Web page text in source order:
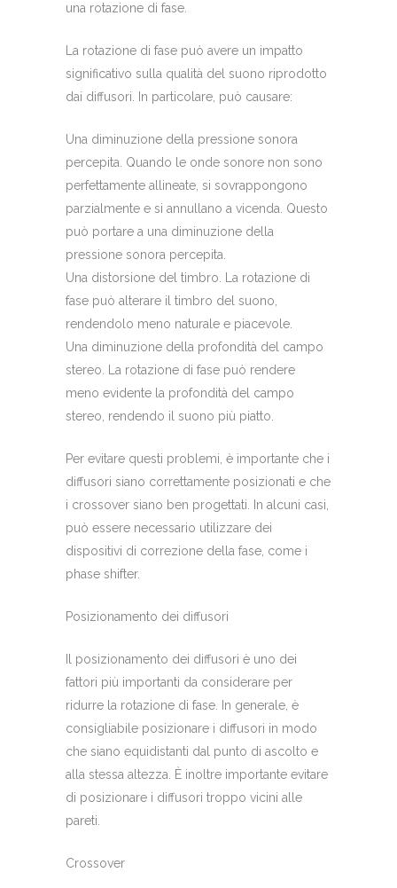
una rotazione di fase.
La rotazione di fase può avere un impatto
significativo sulla qualità del suono riprodotto
dai diffusori. In particolare, può causare:
Una diminuzione della pressione sonora
percepita. Quando le onde sonore non sono
perfettamente allineate, si sovrappongono
parzialmente e si annullano a vicenda. Questo
può portare a una diminuzione della
pressione sonora percepita.
Una distorsione del timbro. La rotazione di
fase può alterare il timbro del suono,
rendendolo meno naturale e piacevole.
Una diminuzione della profondità del campo
stereo. La rotazione di fase può rendere
meno evidente la profondità del campo
stereo, rendendo il suono più piatto.
Per evitare questi problemi, è importante che i
diffusori siano correttamente posizionati e che
i crossover siano ben progettati. In alcuni casi,
può essere necessario utilizzare dei
dispositivi di correzione della fase, come i
phase shifter.
Posizionamento dei diffusori
Il posizionamento dei diffusori è uno dei
fattori più importanti da considerare per
ridurre la rotazione di fase. In generale, è
consigliabile posizionare i diffusori in modo
che siano equidistanti dal punto di ascolto e
alla stessa altezza. È inoltre importante evitare
di posizionare i diffusori troppo vicini alle
pareti.
Crossover